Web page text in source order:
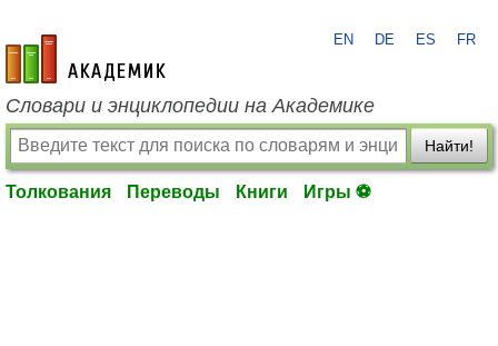
academic.ru
EN DE ES FR
Словари и энциклопедии на Академике
Найти!
Толкования Переводы Книги Игры ⚽